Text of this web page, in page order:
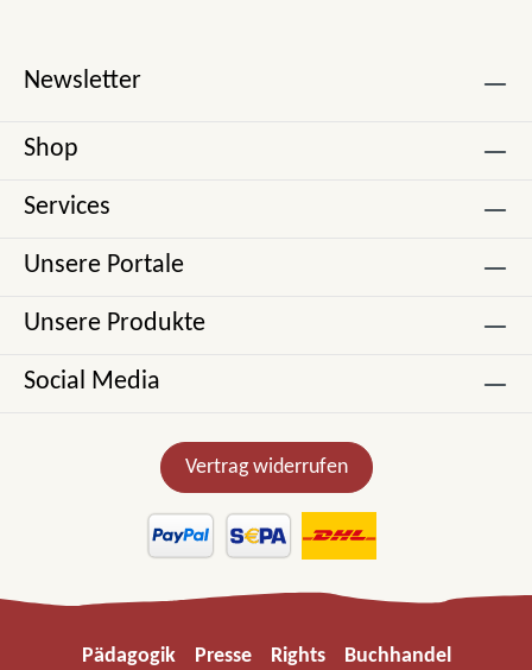
Newsletter
Shop
Services
Unsere Portale
Unsere Produkte
Social Media
Vertrag widerrufen
Pädagogik Presse Rights Buchhandel